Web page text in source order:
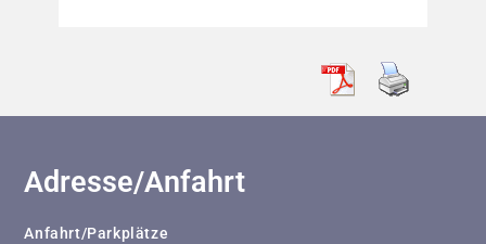
Adresse/Anfahrt
Anfahrt/Parkplätze